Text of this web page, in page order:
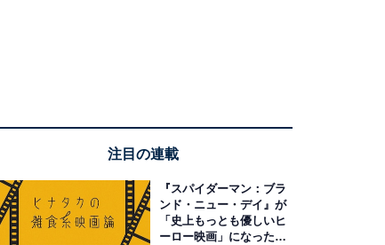
注目の連載
『スパイダーマン：ブラ
ンド・ニュー・デイ』が
「史上もっとも優しいヒ
ーロー映画」になった理